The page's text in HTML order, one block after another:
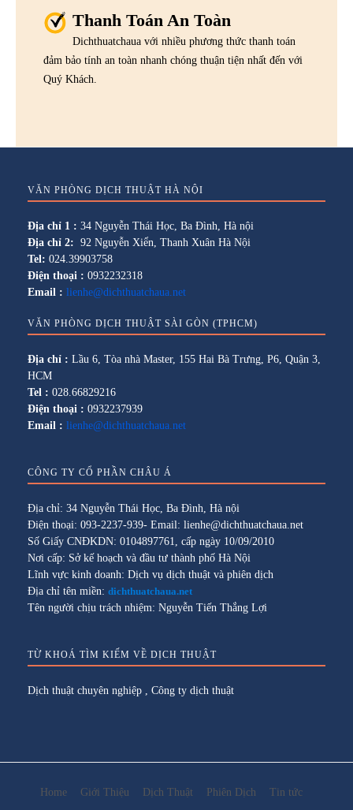
Thanh Toán An Toàn
Dichthuatchaua với nhiều phương thức thanh toán
đảm bảo tính an toàn nhanh chóng thuận tiện nhất đến với
Quý Khách.
VĂN PHÒNG DỊCH THUẬT HÀ NỘI
Địa chỉ 1 : 34 Nguyễn Thái Học, Ba Đình, Hà nội
Địa chỉ 2: 92 Nguyễn Xiển, Thanh Xuân Hà Nội
Tel: 024.39903758
Điện thoại : 0932232318
Email : lienhe@dichthuatchaua.net
VĂN PHÒNG DỊCH THUẬT SÀI GÒN (TPHCM)
Địa chỉ : Lầu 6, Tòa nhà Master, 155 Hai Bà Trưng, P6, Quận 3,
HCM
Tel : 028.66829216
Điện thoại : 0932237939
Email : lienhe@dichthuatchaua.net
CÔNG TY CỔ PHẦN CHÂU Á
Địa chỉ: 34 Nguyễn Thái Học, Ba Đình, Hà nội
Điện thoại: 093-2237-939- Email: lienhe@dichthuatchaua.net
Số Giấy CNĐKDN: 0104897761, cấp ngày 10/09/2010
Nơi cấp: Sở kế hoạch và đầu tư thành phố Hà Nội
Lĩnh vực kinh doanh: Dịch vụ dịch thuật và phiên dịch
Địa chỉ tên miền: dichthuatchaua.net
Tên người chịu trách nhiệm: Nguyễn Tiến Thắng Lợi
TỪ KHOÁ TÌM KIẾM VỀ DỊCH THUẬT
Dịch thuật chuyên nghiệp , Công ty dịch thuật
Home Giới Thiệu Dịch Thuật Phiên Dịch Tin tức